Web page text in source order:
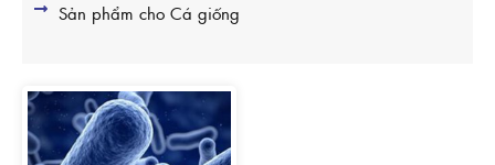
Sản phẩm cho Cá giống